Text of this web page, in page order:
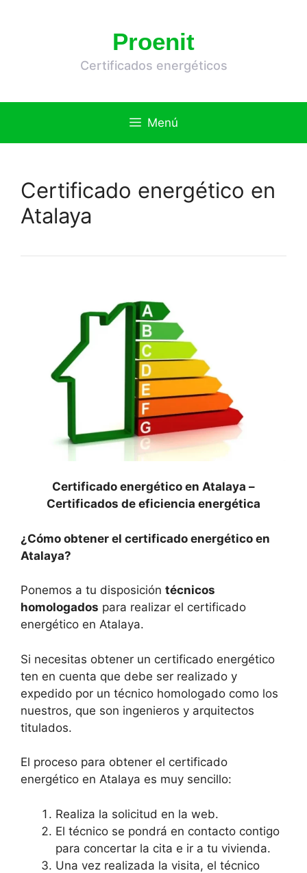
Proenit
Certificados energéticos
Menú
Certificado energético en
Atalaya
Certificado energético en Atalaya –
Certificados de eficiencia energética
¿Cómo obtener el certificado energético en
Atalaya?
Ponemos a tu disposición técnicos
homologados para realizar el certificado
energético en Atalaya.
Si necesitas obtener un certificado energético
ten en cuenta que debe ser realizado y
expedido por un técnico homologado como los
nuestros, que son ingenieros y arquitectos
titulados.
El proceso para obtener el certificado
energético en Atalaya es muy sencillo:
Realiza la solicitud en la web.
El técnico se pondrá en contacto contigo
para concertar la cita e ir a tu vivienda.
Una vez realizada la visita, el técnico